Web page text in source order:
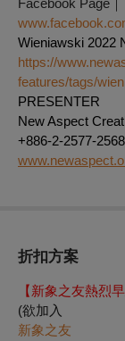
Facebook Page｜
Wieniawski 2022
https://
features/tags/
PRESENTER
New Aspect
+886-2-2577-2568
折扣方案
【新象之友熱烈
(欲加入
新象之友